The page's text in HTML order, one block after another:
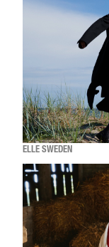
ELLE SWEDEN